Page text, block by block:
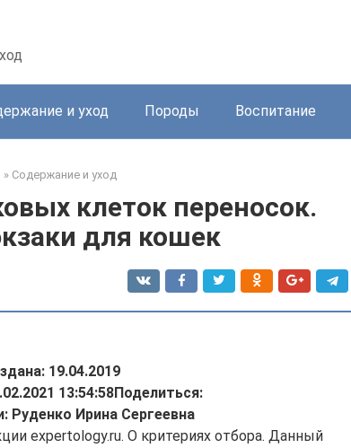
и уход Породы Воспитание
» Содержание и уход
клеток переносок.
для кошек
19.04.2019
13:54:58Поделиться:
Руденко Ирина Сергеевна
expertology.ru. О критериях отбора. Данный